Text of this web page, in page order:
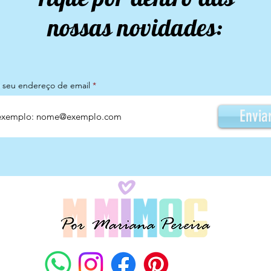
nossas novidades:
seu endereço de email